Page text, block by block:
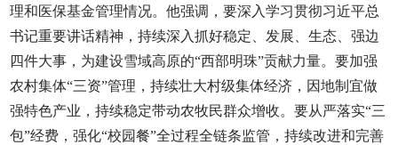
理和医保基金管理情况。他强调，要深入学习贯彻习近平总
书记重要讲话精神，持续深入抓好稳定、发展、生态、强边
四件大事，为建设雪域高原的“西部明珠”贡献力量。要加强
农村集体“三资”管理，持续壮大村级集体经济，因地制宜做
强特色产业，持续稳定带动农牧民群众增收。要从严落实“三
包”经费，强化“校园餐”全过程全链条监管，持续改进和完善